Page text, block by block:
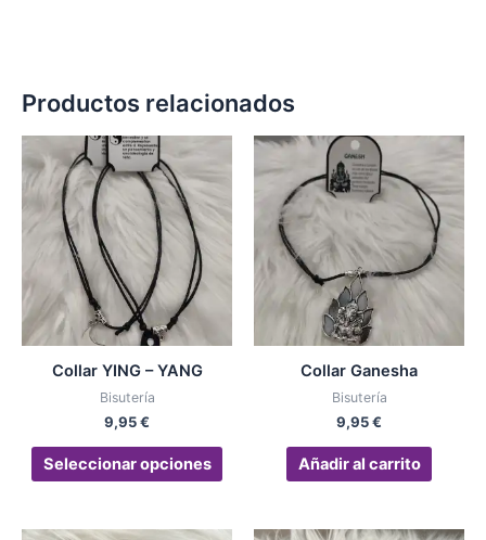
Productos relacionados
Collar YING – YANG
Bisutería
9,95€
Seleccionar opciones
Este
producto
múltiples
variantes.
opciones
de
Collar Ganesha
Bisutería
9,95€
Añadir al carrito